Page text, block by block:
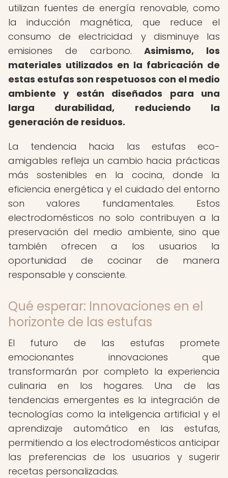
utilizan fuentes de energía renovable, como
la inducción magnética, que reduce el
consumo de electricidad y disminuye las
emisiones de carbono.Asimismo, los
materiales utilizados en la fabricación de
estas estufas son respetuosos con el medio
ambiente y están diseñados para una
larga durabilidad, reduciendo la
generación de residuos.
La tendencia hacia las estufas eco-
amigables refleja un cambio hacia prácticas
más sostenibles en la cocina, donde la
eficiencia energética y el cuidado del entorno
son valores fundamentales. Estos
electrodomésticos no solo contribuyen a la
preservación del medio ambiente, sino que
también ofrecen a los usuarios la
oportunidad de cocinar de manera
responsable y consciente.
Qué esperar: Innovaciones en el
horizonte de las estufas
El futuro de las estufas promete
emocionantes innovaciones que
transformarán por completo la experiencia
culinaria en los hogares. Una de las
tendencias emergentes es la integración de
tecnologías como la inteligencia artificial y el
aprendizaje automático en las estufas,
permitiendo a los electrodomésticos anticipar
las preferencias de los usuarios y sugerir
recetas personalizadas.